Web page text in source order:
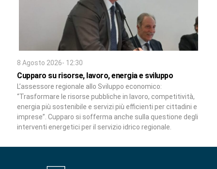
8 Agosto 2026- 12:30
Cupparo su risorse, lavoro, energia e sviluppo
L’assessore regionale allo Sviluppo economico:
“Trasformare le risorse pubbliche in lavoro, competitività,
energia più sostenibile e servizi più efficienti per cittadini e
imprese”. Cupparo si sofferma anche sulla questione degli
interventi energetici per il servizio idrico regionale.